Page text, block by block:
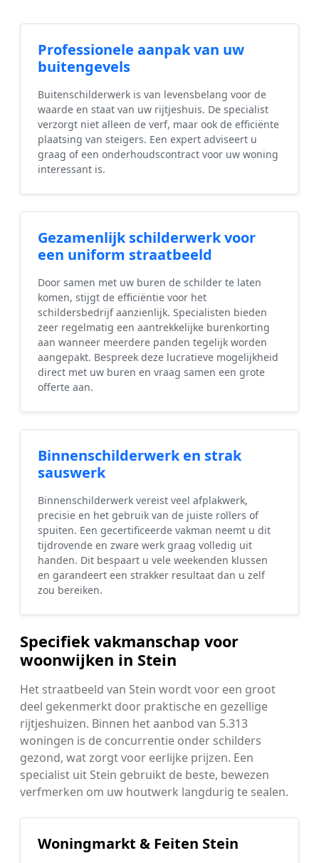
Professionele aanpak van uw
buitengevels
Buitenschilderwerk is van levensbelang voor de
waarde en staat van uw rijtjeshuis. De specialist
verzorgt niet alleen de verf, maar ook de efficiënte
plaatsing van steigers. Een expert adviseert u
graag of een onderhoudscontract voor uw woning
interessant is.
Gezamenlijk schilderwerk voor
een uniform straatbeeld
Door samen met uw buren de schilder te laten
komen, stijgt de efficiëntie voor het
schildersbedrijf aanzienlijk. Specialisten bieden
zeer regelmatig een aantrekkelijke burenkorting
aan wanneer meerdere panden tegelijk worden
aangepakt. Bespreek deze lucratieve mogelijkheid
direct met uw buren en vraag samen een grote
offerte aan.
Binnenschilderwerk en strak
sauswerk
Binnenschilderwerk vereist veel afplakwerk,
precisie en het gebruik van de juiste rollers of
spuiten. Een gecertificeerde vakman neemt u dit
tijdrovende en zware werk graag volledig uit
handen. Dit bespaart u vele weekenden klussen
en garandeert een strakker resultaat dan u zelf
zou bereiken.
Specifiek vakmanschap voor
woonwijken in Stein
Het straatbeeld van Stein wordt voor een groot
deel gekenmerkt door praktische en gezellige
rijtjeshuizen. Binnen het aanbod van 5.313
woningen is de concurrentie onder schilders
gezond, wat zorgt voor eerlijke prijzen. Een
specialist uit Stein gebruikt de beste, bewezen
verfmerken om uw houtwerk langdurig te sealen.
Woningmarkt & Feiten Stein